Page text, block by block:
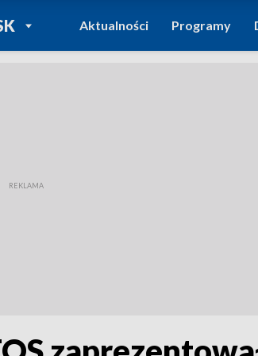
DO
REGIONY
Aktualności Programy